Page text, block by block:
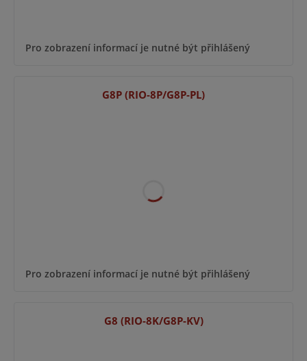
Pro zobrazení informací je nutné být přihlášený
G8P (RIO-8P/G8P-PL)
Pro zobrazení informací je nutné být přihlášený
G8 (RIO-8K/G8P-KV)